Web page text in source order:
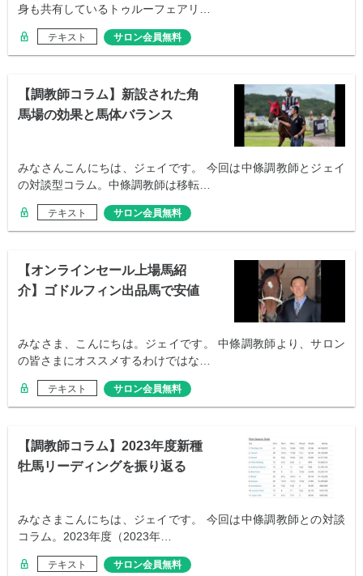
身も共有しているトゥルーフェアリ…
テキスト サロン会員無料
【調教師コラム】新設された角
馬場の効果と馬体バランス
みなさんこんにちは、ジェイです。 今回は中條調教師とジェイ
の対談型コラム。中條調教師は移転…
テキスト サロン会員無料
【オンラインセール上場馬紹
介】ゴドルフィン出品馬で安値
みなさま、こんにちは。ジェイです。 中條調教師より、サロン
の皆さまにオススメするわけではな…
テキスト サロン会員無料
【調教師コラム】2023年度新種
牡馬リーディングを振り返る
みなさまこんにちは、ジェイです。 今回は中條調教師との対談
コラム。2023年度（2023年…
テキスト サロン会員無料